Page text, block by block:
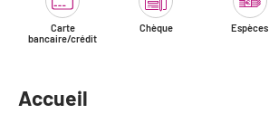
Carte
bancaire/crédit
Chèque Espèces
Accueil